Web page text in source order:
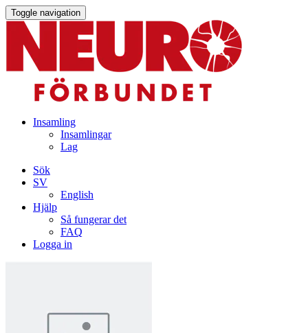
Toggle navigation
Insamling
Insamlingar
Lag
Sök
SV
English
Hjälp
Så fungerar det
FAQ
Logga in